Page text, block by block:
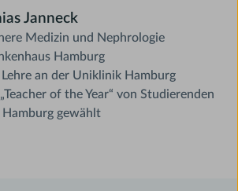
Janneck
Medizin und Nephrologie
Hamburg
an der Uniklinik Hamburg
of the Year“ von Studierenden
gewählt